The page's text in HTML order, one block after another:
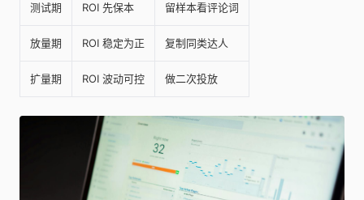
测试期 ROI 先保本 留样本看评论词
放量期 ROI 稳定为正 复制同类达人
扩量期 ROI 波动可控 做二次投放